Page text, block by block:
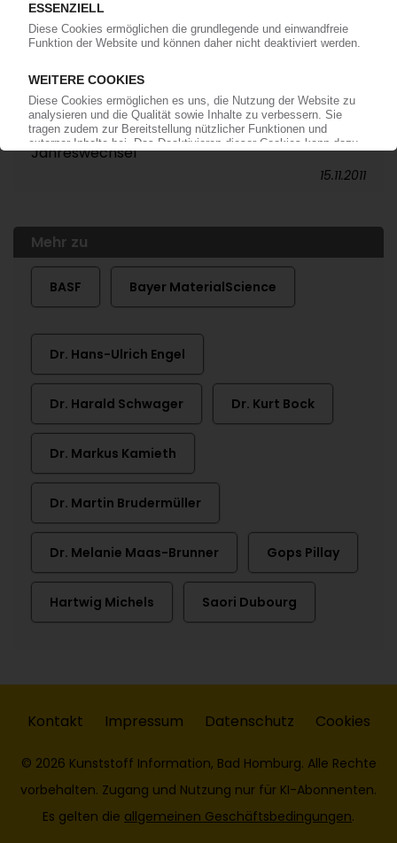
Jahre / Pigmentgeschäft wird 2016
ausgegliedert
23.07.2015
BASF
Bereich „Dispersions & Pigments" verlegt Sitz
nach Hong Kong / Umsiedlung zum
Jahreswechsel
15.11.2011
Mehr zu
BASF Bayer MaterialScience
Dr. Hans-Ulrich Engel
Dr. Harald Schwager Dr. Kurt Bock
Dr. Markus Kamieth
Dr. Martin Brudermüller
Dr. Melanie Maas-Brunner Gops Pillay
Hartwig Michels Saori Dubourg
Kontakt Impressum Datenschutz Cookies
© 2026 Kunststoff Information, Bad Homburg. Alle Rechte
vorbehalten. Zugang und Nutzung nur für KI-Abonnenten.
Es gelten die allgemeinen Geschäftsbedingungen.